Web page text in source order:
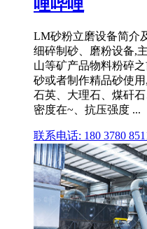
哩哔哩
LM砂粉立磨设备简介
细碎制砂、磨粉设备,
山等矿产品物料粉碎
砂或者制作精品砂使
石英、大理石、煤矸
密度在~、抗压强度 ...
联系电话: 180 3780